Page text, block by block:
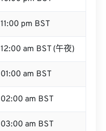
11:00 pm BST
12:00 am BST (午夜)
01:00 am BST
02:00 am BST
03:00 am BST